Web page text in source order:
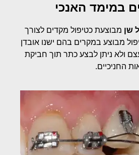
במימד האנכי
שן מבוצעת כטיפול מקדים לצורך
מבוצע במקרים בהם ישנו אובדן
ולא ניתן לבצע כתר תוך חביקת
החניכיים.